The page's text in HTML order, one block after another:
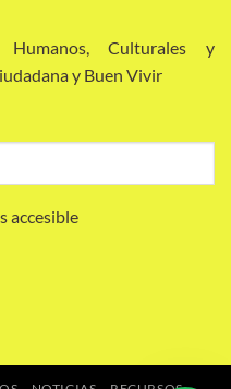
Humanos, Culturales y
y Buen Vivir
accesible